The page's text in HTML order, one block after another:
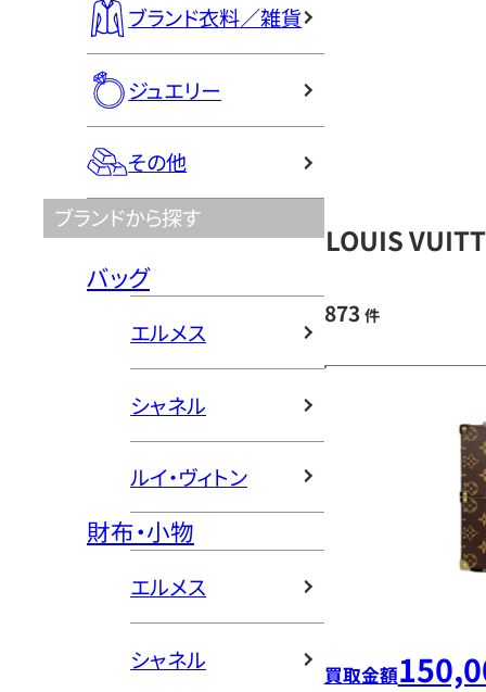
ブランド衣料／雑貨
ジュエリー
その他
ブランドから探す
バッグ
エルメス
シャネル
ルイ・ヴィトン
財布・小物
エルメス
シャネル
LOUIS
873 件
買取金額